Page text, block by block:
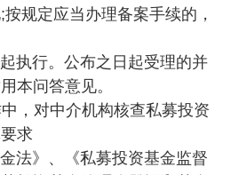
规定应当办理备案手续的，
执行。公布之日起受理的并
本问答意见。
，对中介机构核查私募投资
求
法》、《私募投资基金监督